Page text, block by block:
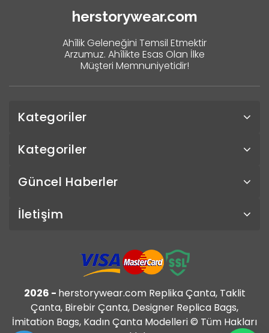
herstorywear.com
Ahîlik Geleneğini Temsil Etmektir
Arzumuz. Ahîlikte Esas Olan İlke
Müşteri Memnuniyetidir!
Kategoriler
Kategoriler
Güncel Haberler
İletişim
2026 - herstorywear.com Replika Çanta, Taklit
Çanta, Birebir Çanta, Designer Replica Bags,
İmitation Bags, Kadın Çanta Modelleri © Tüm Hakları